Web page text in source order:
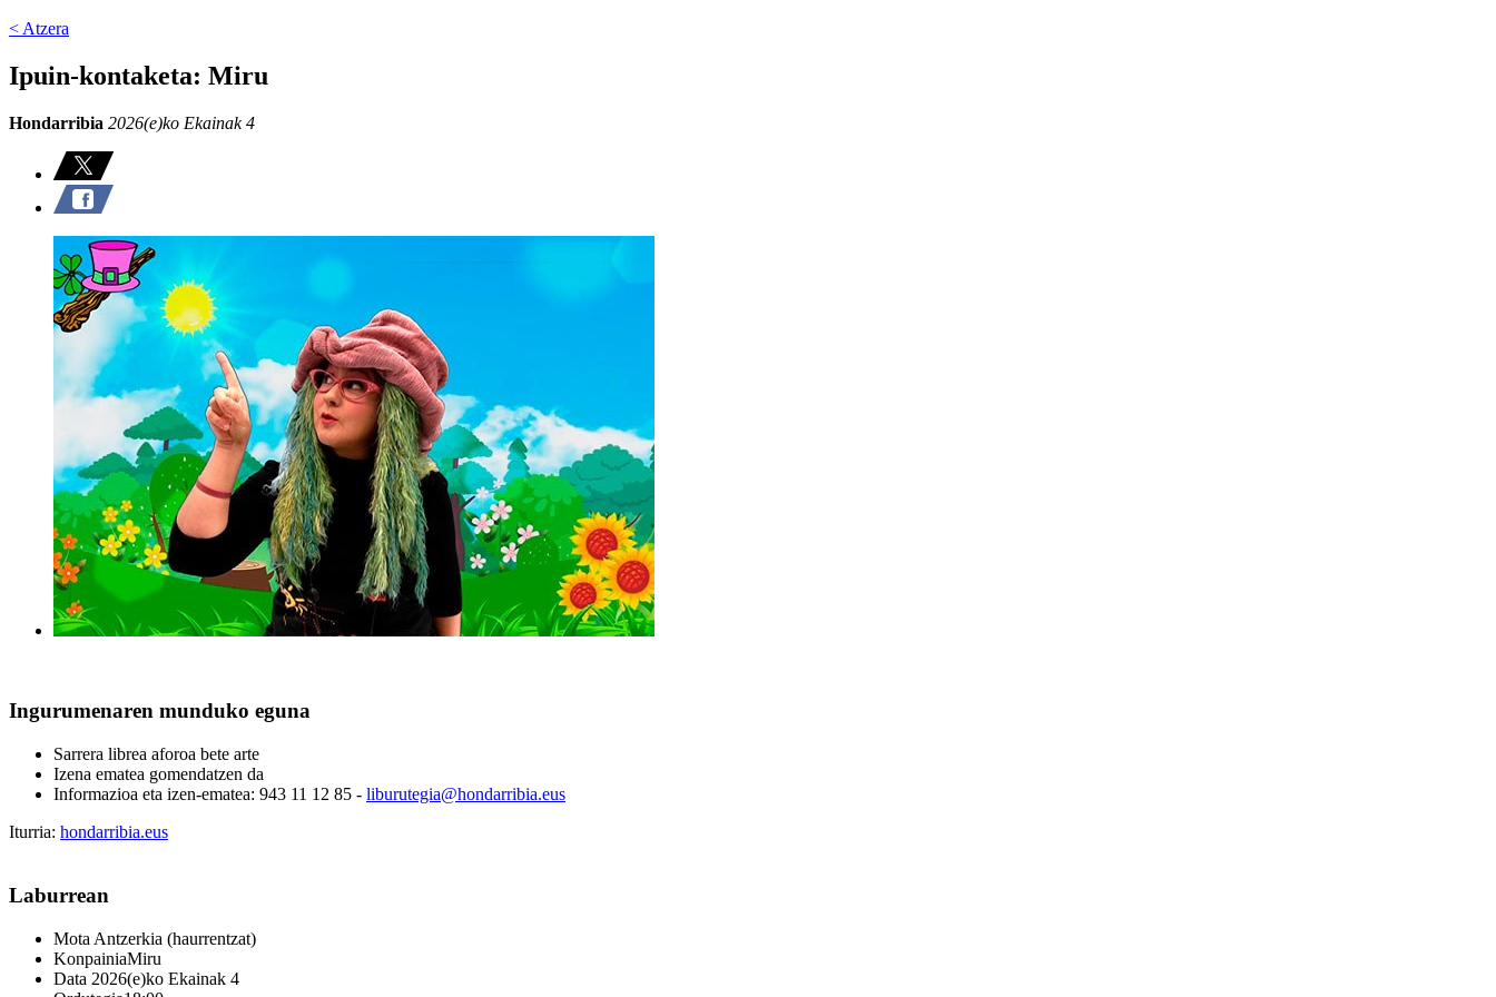
< Atzera
Ipuin-kontaketa: Miru
Hondarribia 2026(e)ko Ekainak 4
Ingurumenaren munduko eguna
Sarrera librea aforoa bete arte
Izena ematea gomendatzen da
Informazioa eta izen-ematea: 943 11 12 85 - liburutegia@hondarribia.eus
Iturria: hondarribia.eus
Laburrean
Mota Antzerkia (haurrentzat)
KonpainiaMiru
Data 2026(e)ko Ekainak 4